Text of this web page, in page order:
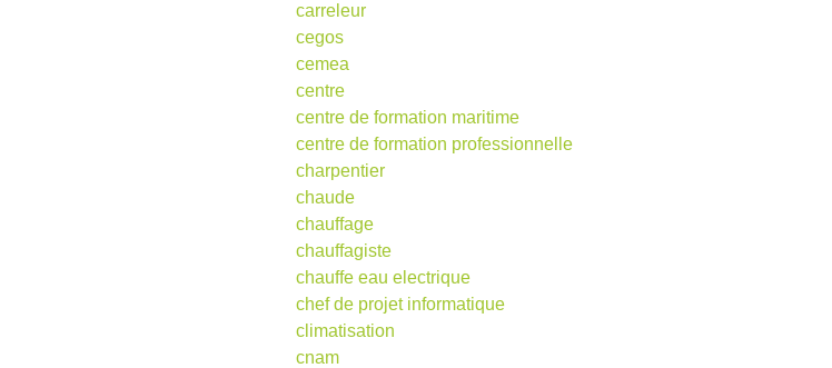
carreleur
cegos
cemea
centre
centre de formation maritime
centre de formation professionnelle
charpentier
chaude
chauffage
chauffagiste
chauffe eau electrique
chef de projet informatique
climatisation
cnam